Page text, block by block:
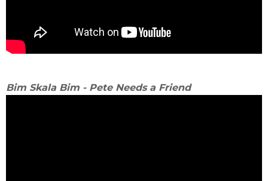
Bim Skala Bim - Pete Needs a Friend